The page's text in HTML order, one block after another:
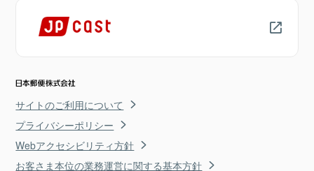
サイトのご利用について
プライバシーポリシー
Webアクセシビリティ方針
お客さま本位の業務運営に関する基本方針